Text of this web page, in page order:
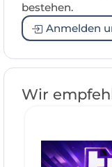
bestehen.
Anmelden
Wir